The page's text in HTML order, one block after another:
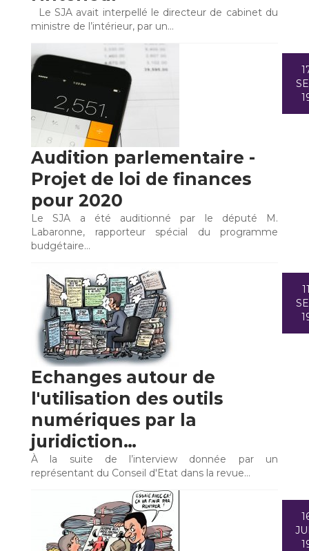
Le SJA avait interpellé le directeur de cabinet du
ministre de l’intérieur, par un…
Audition parlementaire -
Projet de loi de finances
pour 2020
Le SJA a été auditionné par le député M.
Labaronne, rapporteur spécial du programme
budgétaire…
Echanges autour de
l'utilisation des outils
numériques par la
juridiction…
À la suite de l’interview donnée par un
représentant du Conseil d'Etat dans la revue…